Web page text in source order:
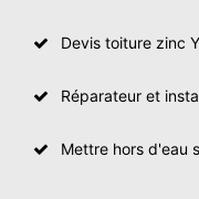
Devis toiture zinc
Réparateur et
Mettre hors d'eau